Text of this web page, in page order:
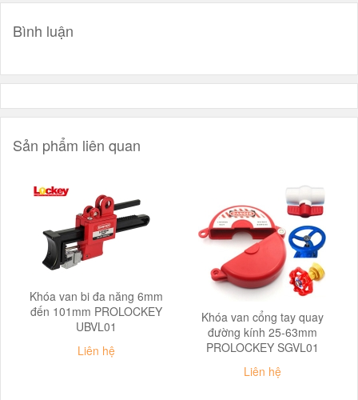
Bình luận
Sản phẩm liên quan
Khóa van bi đa năng 6mm
đến 101mm PROLOCKEY
UBVL01
Liên hệ
Khóa van cổng tay quay
đường kính 25-63mm
PROLOCKEY SGVL01
Liên hệ